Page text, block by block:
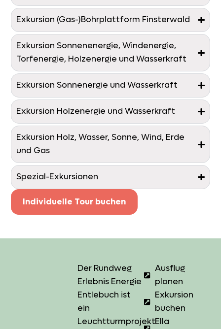
Exkursion (Gas-)Bohrplattform Finsterwald
Exkursion Sonnenenergie, Windenergie,
Torfenergie, Holzenergie und Wasserkraft
Exkursion Sonnenergie und Wasserkraft
Exkursion Holzenergie und Wasserkraft
Exkursion Holz, Wasser, Sonne, Wind, Erde
und Gas
Spezial-Exkursionen
Individuelle Tour buchen
Der Rundweg
Erlebnis Energie
Entlebuch ist
ein
Leuchtturmprojekt
Ausflug
planen
Exkursion
buchen
Ella